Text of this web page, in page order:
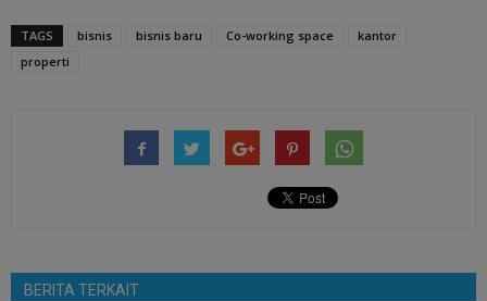
TAGS bisnis bisnis baru Co-working space
kantor
properti
BERITA TERKAIT